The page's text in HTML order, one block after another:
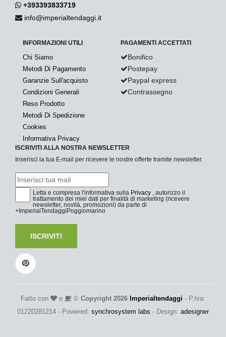
+393393833719
info@imperialtendaggi.it
INFORMAZIONI UTILI
Chi Siamo
Metodi Di Pagamento
Garanzie Sull'acquisto
Condizioni Generali
Reso Prodotto
Metodi Di Spedizione
Cookies
Informativa Privacy
PAGAMENTI ACCETTATI
Bonifico
Postepay
Paypal express
Contrassegno
ISCRIVITI ALLA NOSTRA NEWSLETTER
Inserisci la tua E-mail per ricevere le nostre offerte tramite newsletter.
Letta e compresa l'informativa sulla Privacy , autorizzo il
trattamento dei miei dati per finalità di marketing (ricevere
newsletter, novità, promozioni) da parte di
+ImperialTendaggiPoggiomarino
ISCRIVITI
Fatto con e © Copyright 2026 Imperialtendaggi - P.Iva:
01220281214 - Powered: synchrosystem labs - Design: adesigner